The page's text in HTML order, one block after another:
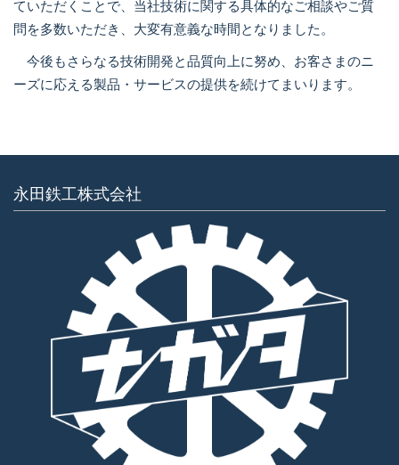
ていただくことで、当社技術に関する具体的なご相談やご質
問を多数いただき、大変有意義な時間となりました。
今後もさらなる技術開発と品質向上に努め、お客さまのニ
ーズに応える製品・サービスの提供を続けてまいります。
永田鉄工株式会社